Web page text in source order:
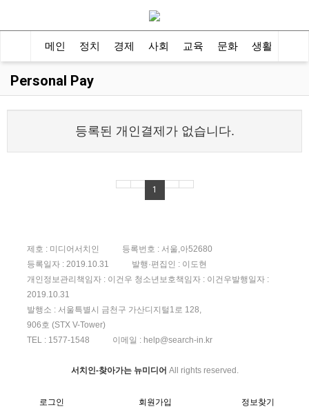
메인 정치 경제 사회 교육 문화 생활
Personal Pay
등록된 개인결제가 없습니다.
1
제호 : 미디어서치인
등록번호 : 서울,아52680
등록일자 : 2019.10.31
발행·편집인 : 이도현
개인정보관리책임자 : 이건우 ㅤㅤㅤㅤㅤ청소년보호책임자 : 이건우ㅤㅤㅤㅤㅤ발행일자 :
2019.10.31
발행소 : 서울특별시 금천구 가산디지털1로 128,
906호 (STX V-Tower)
TEL : 1577-1548 이메일 : help@search-in.kr
서치인-찾아가는 뉴미디어 All rights reserved.
로그인 회원가입 정보찾기